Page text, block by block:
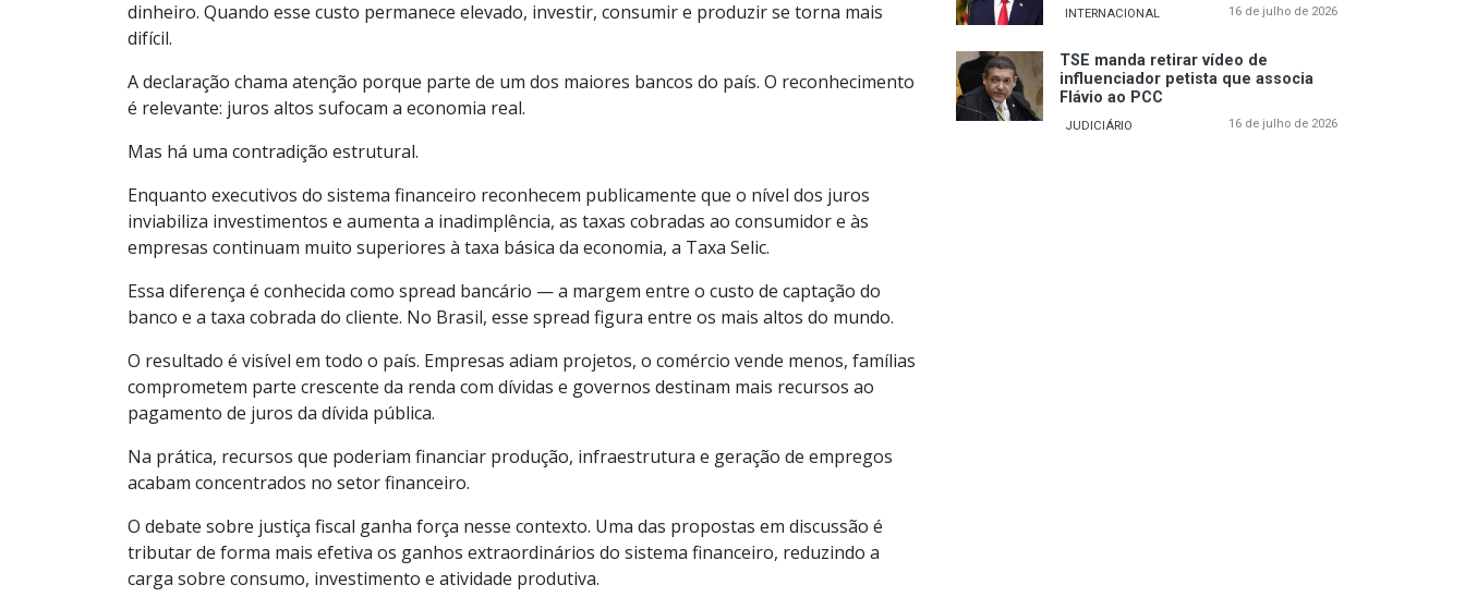
dinheiro. Quando esse custo permanece elevado, investir, consumir e produzir se torna mais
difícil.
A declaração chama atenção porque parte de um dos maiores bancos do país. O reconhecimento
é relevante: juros altos sufocam a economia real.
Mas há uma contradição estrutural.
Enquanto executivos do sistema financeiro reconhecem publicamente que o nível dos juros
inviabiliza investimentos e aumenta a inadimplência, as taxas cobradas ao consumidor e às
empresas continuam muito superiores à taxa básica da economia, a Taxa Selic.
Essa diferença é conhecida como spread bancário — a margem entre o custo de captação do
banco e a taxa cobrada do cliente. No Brasil, esse spread figura entre os mais altos do mundo.
O resultado é visível em todo o país. Empresas adiam projetos, o comércio vende menos, famílias
comprometem parte crescente da renda com dívidas e governos destinam mais recursos ao
pagamento de juros da dívida pública.
Na prática, recursos que poderiam financiar produção, infraestrutura e geração de empregos
acabam concentrados no setor financeiro.
O debate sobre justiça fiscal ganha força nesse contexto. Uma das propostas em discussão é
tributar de forma mais efetiva os ganhos extraordinários do sistema financeiro, reduzindo a
carga sobre consumo, investimento e atividade produtiva.
INTERNACIONAL 16 de julho de 2026
TSE manda retirar vídeo de
influenciador petista que associa
Flávio ao PCC
JUDICIÁRIO 16 de julho de 2026